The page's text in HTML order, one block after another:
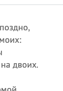
двоих.